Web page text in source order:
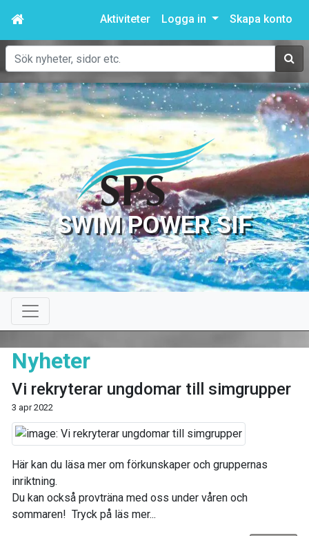
Aktiviteter Logga in Skapa konto
Sök
SWIM POWER SIF
Nyheter
Vi rekryterar ungdomar till simgrupper
3 apr 2022
Här kan du läsa mer om förkunskaper och gruppernas
inriktning.
Du kan också provträna med oss under våren och
sommaren! Tryck på läs mer...